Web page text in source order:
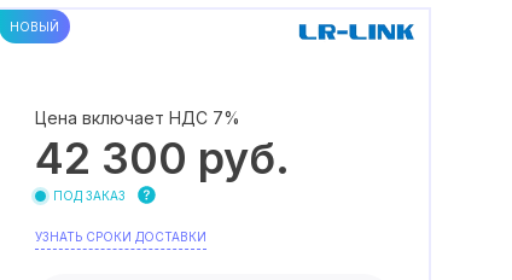
НОВЫЙ
Цена включает НДС 7%
42 300 руб.
ПОД ЗАКАЗ
УЗНАТЬ СРОКИ ДОСТАВКИ